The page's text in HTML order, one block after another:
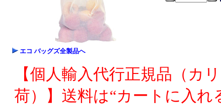
エコ バッグズ全製品へ
【個人輸入代行正規品（カ
荷）】送料は“カートに入れ